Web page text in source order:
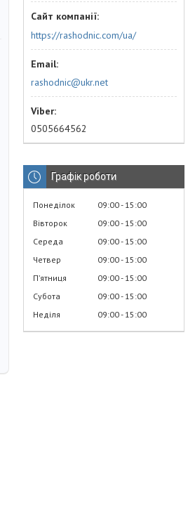
https://rashodnic.com/ua/
rashodnic@ukr.net
0505664562
Графік роботи
Понеділок 09:00 15:00
Вівторок
09:00 15:00
Середа
09:00 15:00
Четвер
09:00 15:00
Пʼятниця
09:00 15:00
Субота
09:00 15:00
Неділя
09:00 15:00